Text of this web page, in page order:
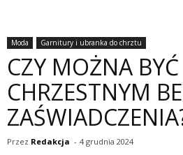
Moda Garnitury i ubranka do chrztu
CZY MOŻNA BYĆ
CHRZESTNYM
Przez Redakcja - 4 grudnia 2024